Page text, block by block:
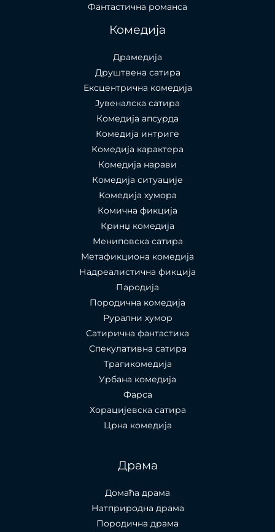
Фантастична романса
Комедија
Драмедија
Друштвена сатира
Ексцентрична комедија
Јувеналска сатира
Комедија апсурда
Комедија интриге
Комедија карактера
Комедија нарави
Комедија ситуације
Комедија хумора
Комична фикција
Кринџ комедија
Мениповска сатира
Метафикциона комедија
Надреалистична фикција
Пародија
Породична комедија
Рурални хумор
Сатирична фантастика
Спекулативна сатира
Трагикомедија
Урбана комедија
Фарса
Хорацијевска сатира
Црна комедија
Драма
Домаћа драма
Натприродна драма
Породична драма